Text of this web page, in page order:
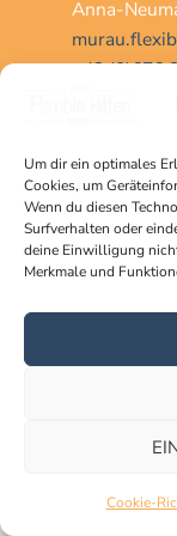
Um dir ein optimales
Cookies, um
Wenn du diesen
Surfverhalten oder
deine Einwilligung
Merkmale und
Cookie-
Anna-
+43 (0)676